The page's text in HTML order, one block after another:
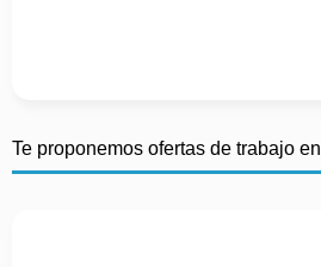
Te proponemos ofertas de trabajo en